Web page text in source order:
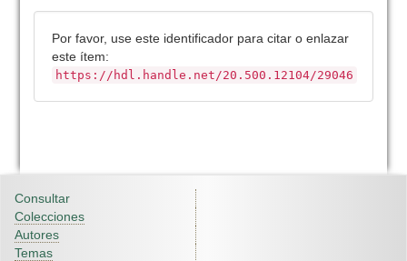
Por favor, use este identificador para citar o enlazar
este ítem:
https://hdl.handle.net/20.500.12104/29046
Consultar
Colecciones
Autores
Temas